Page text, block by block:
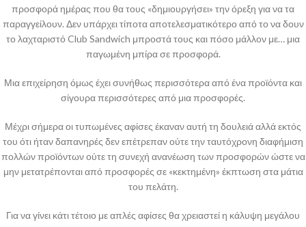
προσφορά ημέρας που θα τους «δημιουργήσει» την όρεξη για να τα
παραγγείλουν. Δεν υπάρχει τίποτα αποτελεσματικότερο από το να δουν
το λαχταριστό Club Sandwich μπροστά τους και πόσο μάλλον με… μια
παγωμένη μπίρα σε προσφορά.
Μια επιχείρηση όμως έχει συνήθως περισσότερα από ένα προϊόντα και
σίγουρα περισσότερες από μια προσφορές.
Μέχρι σήμερα οι τυπωμένες αφίσες έκαναν αυτή τη δουλειά αλλά εκτός
του ότι ήταν δαπανηρές δεν επέτρεπαν ούτε την ταυτόχρονη διαφήμιση
πολλών προϊόντων ούτε τη συνεχή ανανέωση των προσφορών ώστε να
μην μετατρέπονται από προσφορές σε «κεκτημένη» έκπτωση στα μάτια
του πελάτη.
Για να γίνει κάτι τέτοιο με απλές αφίσες θα χρειαστεί η κάλυψη μεγάλου